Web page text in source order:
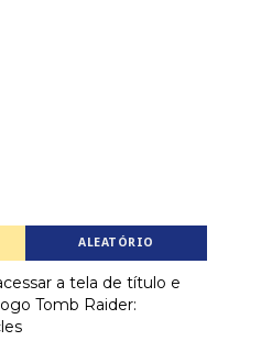
ALEATÓRIO
a tela de título e
Tomb Raider: